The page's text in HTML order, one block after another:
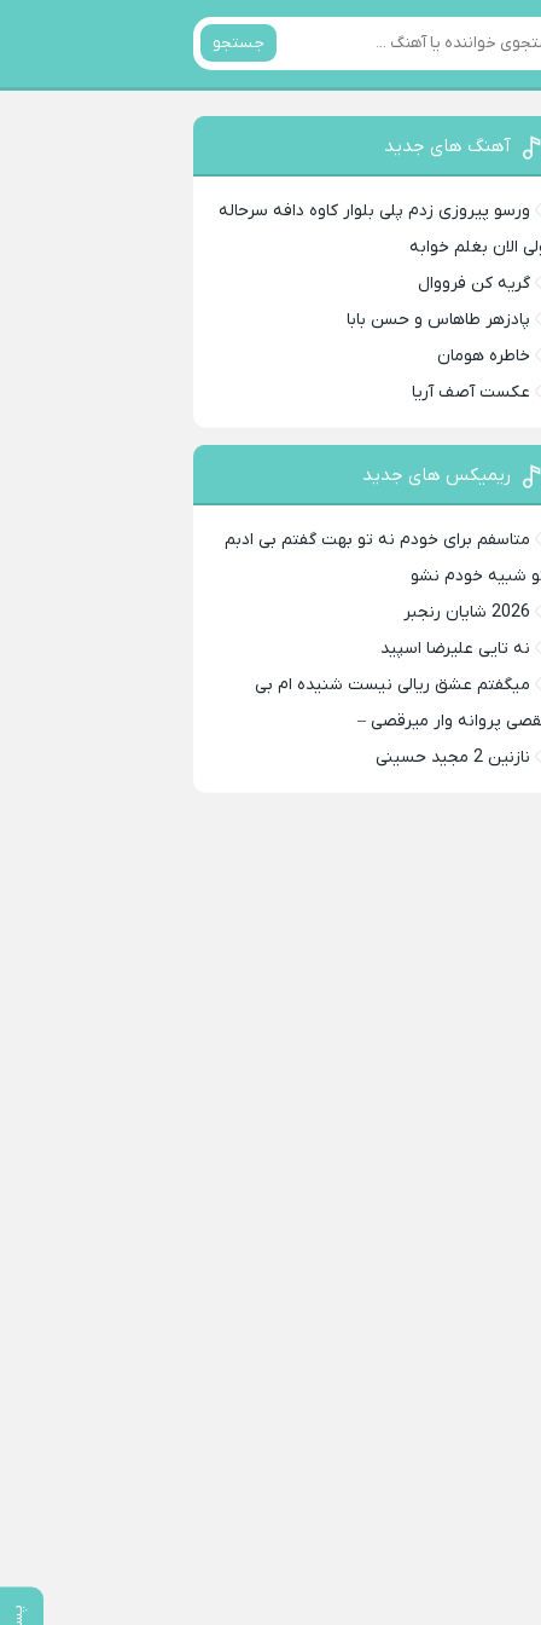
جستجو
آهنگ های جدید
ورسو پیروزی زدم پلی بلوار کاوه دافه سرحاله
الان بغلم خوابه
گریه کن فرووال
پادزهر طاهاس و حسن بابا
خاطره هومان
عکست آصف آریا
ریمیکس های جدید
متاسفم برای خودم نه تو بهت گفتم بی ادبم
شبیه خودم نشو
2026 شایان رنجبر
نه تایی علیرضا اسپید
میگفتم عشق ریالی نیست شنیده ام بی
پروانه وار میرقصی –
نازنین 2 مجید حسینی